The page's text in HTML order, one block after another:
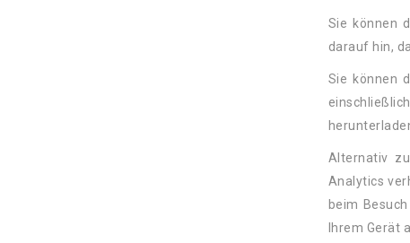
Sie können
darauf hin,
Sie können
Alternativ
Analytics
beim
Ihrem Gerät